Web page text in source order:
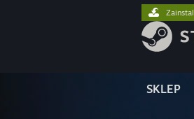
SKLEP